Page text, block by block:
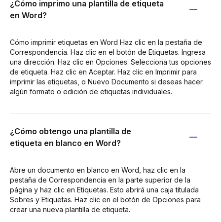
¿Cómo imprimo una plantilla de etiqueta
en Word?
Cómo imprimir etiquetas en Word Haz clic en la pestaña de
Correspondencia. Haz clic en el botón de Etiquetas. Ingresa
una dirección. Haz clic en Opciones. Selecciona tus opciones
de etiqueta. Haz clic en Aceptar. Haz clic en Imprimir para
imprimir las etiquetas, o Nuevo Documento si deseas hacer
algún formato o edición de etiquetas individuales.
¿Cómo obtengo una plantilla de
etiqueta en blanco en Word?
Abre un documento en blanco en Word, haz clic en la
pestaña de Correspondencia en la parte superior de la
página y haz clic en Etiquetas. Esto abrirá una caja titulada
Sobres y Etiquetas. Haz clic en el botón de Opciones para
crear una nueva plantilla de etiqueta.